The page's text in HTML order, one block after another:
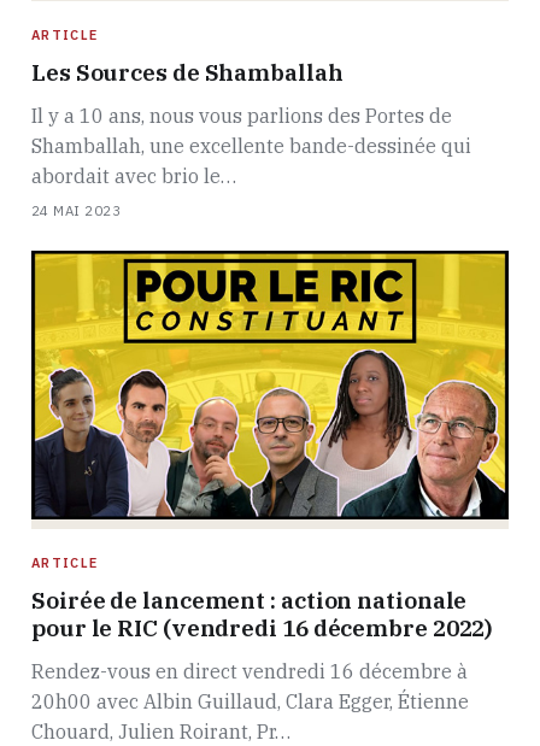
ARTICLE
Les Sources de Shamballah
Il y a 10 ans, nous vous parlions des Portes de
Shamballah, une excellente bande-dessinée qui
abordait avec brio le…
24 MAI 2023
ARTICLE
Soirée de lancement : action nationale
pour le RIC (vendredi 16 décembre 2022)
Rendez-vous en direct vendredi 16 décembre à
20h00 avec Albin Guillaud, Clara Egger, Étienne
Chouard, Julien Roirant, Pr…